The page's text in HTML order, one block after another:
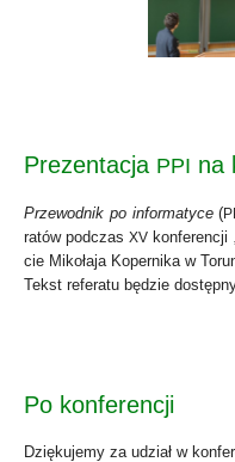
Prezentacja PPI na
Prze­wod­nik po infor­ma­ty­ce(
ra­tów pod­czasXV kon­fe­ren­cji
cie Miko­ła­ja Koper­ni­ka w
Tekst refe­ra­tu będzie
Po konferencji
Dzię­ku­je­my za udział w